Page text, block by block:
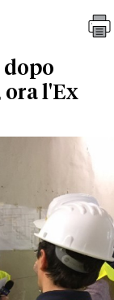
ora l'Ex